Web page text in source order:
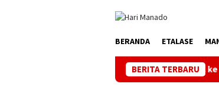
BERANDA ETALASE
BERITA TERBARU
Turnamen BU FC ke 4 Kata